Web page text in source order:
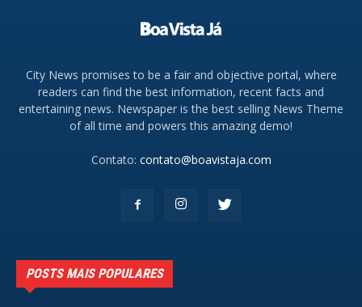
City News promises to be a fair and objective portal, where
readers can find the best information, recent facts and
entertaining news. Newspaper is the best selling News Theme
of all time and powers this amazing demo!
Contato: contato@boavistaja.com
POSTS MAIS POPULARES